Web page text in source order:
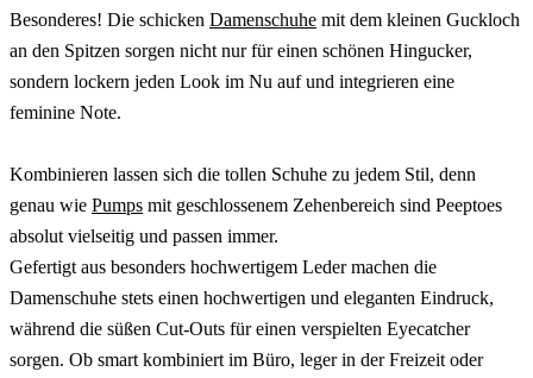
Besonderes! Die schicken Damenschuhe mit dem kleinen Guckloch
an den Spitzen sorgen nicht nur für einen schönen Hingucker,
sondern lockern jeden Look im Nu auf und integrieren eine
feminine Note.
Kombinieren lassen sich die tollen Schuhe zu jedem Stil, denn
genau wie Pumps mit geschlossenem Zehenbereich sind Peeptoes
absolut vielseitig und passen immer.
Gefertigt aus besonders hochwertigem Leder machen die
Damenschuhe stets einen hochwertigen und eleganten Eindruck,
während die süßen Cut-Outs für einen verspielten Eyecatcher
sorgen. Ob smart kombiniert im Büro, leger in der Freizeit oder